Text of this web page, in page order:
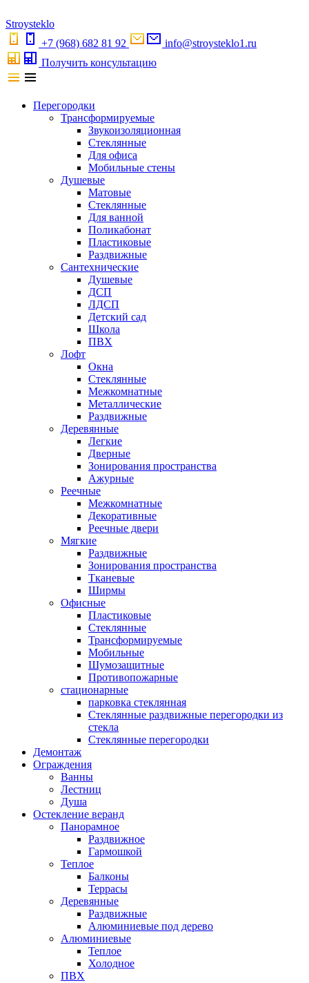
Stroysteklo
+7 (968) 682 81 92
info@stroysteklo1.ru
Получить консультацию
Перегородки
Трансформируемые
Звукоизоляционная
Стеклянные
Для офиса
Мобильные стены
Душевые
Матовые
Стеклянные
Для ванной
Поликабонат
Пластиковые
Раздвижные
Сантехнические
Душевые
ДСП
ЛДСП
Детский сад
Школа
ПВХ
Лофт
Окна
Стеклянные
Межкомнатные
Металлические
Раздвижные
Деревянные
Легкие
Дверные
Зонирования пространства
Ажурные
Реечные
Межкомнатные
Декоративные
Реечные двери
Мягкие
Раздвижные
Зонирования пространства
Тканевые
Ширмы
Офисные
Пластиковые
Стеклянные
Трансформируемые
Мобильные
Шумозащитные
Противопожарные
стационарные
парковка стеклянная
Стеклянные раздвижные перегородки из
стекла
Стеклянные перегородки
Демонтаж
Ограждения
Ванны
Лестниц
Душа
Остекление веранд
Панорамное
Раздвижное
Гармошкой
Теплое
Балконы
Террасы
Деревянные
Раздвижные
Алюминиевые под дерево
Алюминиевые
Теплое
Холодное
ПВХ